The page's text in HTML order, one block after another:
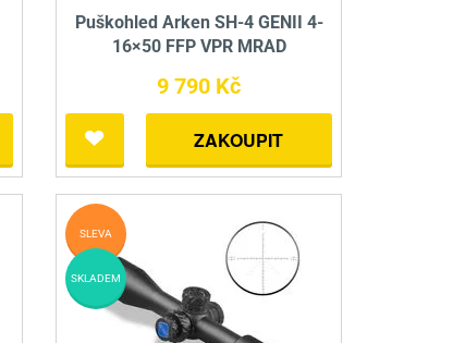
Puškohled Arken SH-4 GENII 4-
16×50 FFP VPR MRAD
9 790 Kč
ZAKOUPIT
SLEVA
SKLADEM